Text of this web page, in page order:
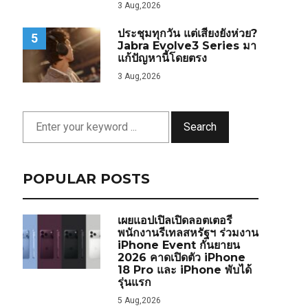
3 Aug,2026
5
ประชุมทุกวัน แต่เสียงยังห่วย?
Jabra Evolve3 Series มา
แก้ปัญหานี้โดยตรง
3 Aug,2026
Search
POPULAR POSTS
เผยแอปเปิลเปิดลอตเตอรี
พนักงานรีเทลสหรัฐฯ ร่วมงาน
iPhone Event กันยายน
2026 คาดเปิดตัว iPhone
18 Pro และ iPhone พับได้
รุ่นแรก
5 Aug,2026